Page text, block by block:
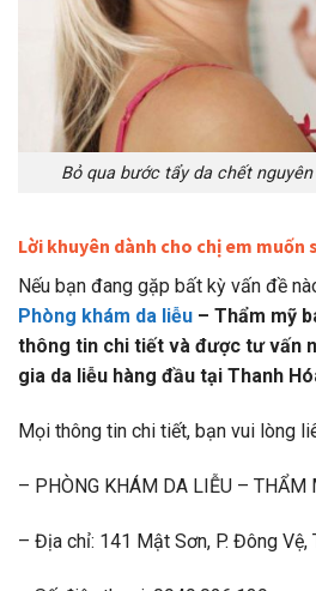
Bỏ qua bước tẩy da chết
Lời khuyên dành cho chị em muốn
Nếu bạn đang gặp bất kỳ vấn đề
Phòng khám da liễu – Thẩm mỹ
thông tin chi tiết và được tư vấn
gia da liễu hàng đầu tại Thanh
Mọi thông tin chi tiết, bạn vui lòng
– PHÒNG KHÁM DA LIỄU – THẨM
– Địa chỉ: 141 Mật Sơn, P. Đông Vệ,